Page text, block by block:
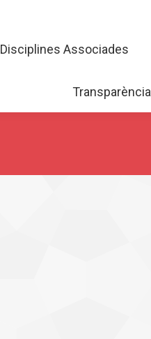
Disciplines Associades
Transparència